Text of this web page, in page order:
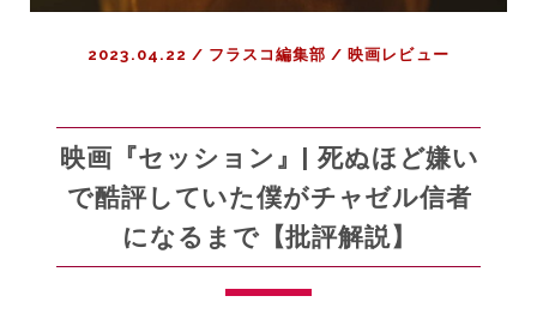
2023.04.22 / フラスコ編集部 /映画レビュー
映画『セッション』| 死ぬほど嫌い
で酷評していた僕がチャゼル信者
になるまで【批評解説】